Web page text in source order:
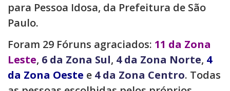
para Pessoa Idosa, da Prefeitura de São
Paulo.
Foram 29 Fóruns agraciados: 11 da Zona
Leste, 6 da Zona Sul, 4 da Zona Norte, 4
da Zona Oeste e 4 da Zona Centro. Todas